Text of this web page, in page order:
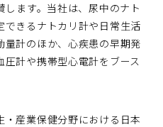
ます。当社は、尿中のナト
できるナトカリ計や日常生活
量計のほか、心疾患の早期発
圧計や携帯型心電計をブース
・産業保健分野における日本